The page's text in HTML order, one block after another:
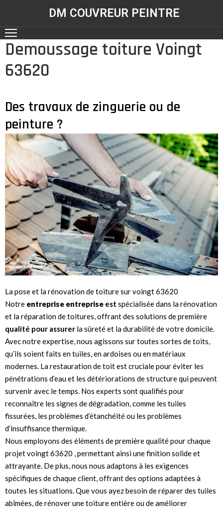
DM COUVREUR PEINTRE
ACCUEIL
NOS
RÉALISATIONS
SERVICES
CONTACT
Demoussage toiture Voingt
63620
Des travaux de zinguerie ou de
peinture ?
La pose et la rénovation de toiture sur voingt 63620
Notre entreprise entreprise est spécialisée dans la rénovation
et la réparation de toitures, offrant des solutions de première
qualité pour assurer la sûreté et la durabilité de votre domicile.
Avec notre expertise, nous agissons sur toutes sortes de toits,
qu’ils soient faits en tuiles, en ardoises ou en matériaux
modernes. La restauration de toit est cruciale pour éviter les
pénétrations d’eau et les détériorations de structure qui peuvent
survenir avec le temps. Nos experts sont qualifiés pour
reconnaître les signes de dégradation, comme les tuiles
fissurées, les problèmes d’étanchéité ou les problèmes
d’insuffisance thermique.
Nous employons des éléments de première qualité pour chaque
projet voingt 63620 , permettant ainsi une finition solide et
attrayante. De plus, nous nous adaptons à les exigences
spécifiques de chaque client, offrant des options adaptées à
toutes les situations. Que vous ayez besoin de réparer des tuiles
abîmées, de rénover une toiture entière ou de améliorer